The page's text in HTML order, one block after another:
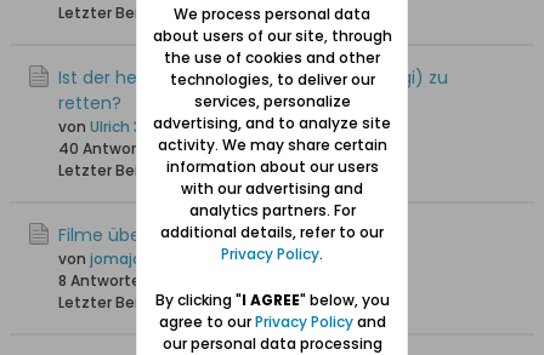
Letzter Beitrag
20.01.2024, 19:57
Ist der heutige Strand von Heubude (Stogi) zu
retten?
von Ulrich 31
40 Antworten43.088 Hits 0 Likes
Letzter Beitrag26.11.2023, 23:57
Filme über Heubude
von jomajo
8 Antworten
Letzter Beitrag 12.10.2023, 20:54
We process personal data
about users of our site, through
the use of cookies and other
technologies, to deliver our
services, personalize
advertising, and to analyze site
activity. We may share certain
information about our users
with our advertising and
analytics partners. For
additional details, refer to our
Privacy Policy.
By clicking "I AGREE" below, you
agree to ourPrivacy Policyand
our personal data processing